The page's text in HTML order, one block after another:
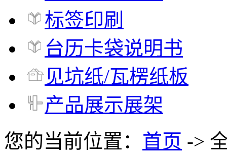
标签印刷
台历卡袋说明书
见坑纸/瓦楞纸板
产品展示展架
您的当前位置： 首页 ->